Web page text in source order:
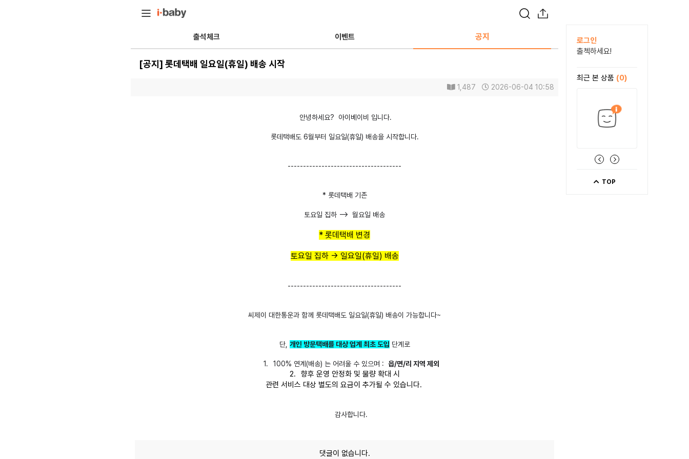
출석체크 이벤트 공지
[공지] 롯데택배 일요일(휴일) 배송 시작
1,487 2026-06-04 10:58
안녕하세요? 아이베이비 입니다.
롯데택배도 6월부터 일요일(휴일) 배송을 시작합니다.
-------------------------------------
* 롯데택배 기존
토요일 집하 --> 월요일 배송
* 롯데택배 변경
토요일 집하 -> 일요일(휴일) 배송
-------------------------------------
씨제이 대한통운과 함께 롯데택배도 일요일(휴일) 배송이 가능합니다~
단, 개인 방문택배를 대상 업계 최초 도입 단계로
1. 100% 연계 (배송) 는 어려울 수 있으며 : 읍/면/리 지역 제외
2.
향후 운영 안정화 및 물량 확대 시
관련 서비스 대상 별도의 요금이 추가될 수 있습니다.
감사합니다.
댓글이 없습니다.
로그인
출첵하세요!
최근 본 상품 (0)
TOP